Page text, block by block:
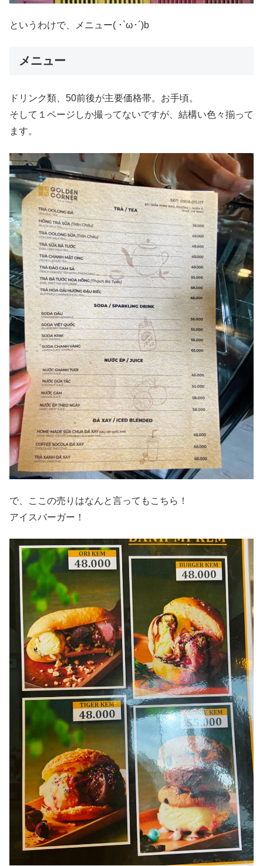
というわけで、メニュー( ･`ω･´)b
メニュー
ドリンク類、50前後が主要価格帯。お手頃。
そして１ページしか撮ってないですが、結構い色々揃って
ます。
で、ここの売りはなんと言ってもこちら！
アイスバーガー！